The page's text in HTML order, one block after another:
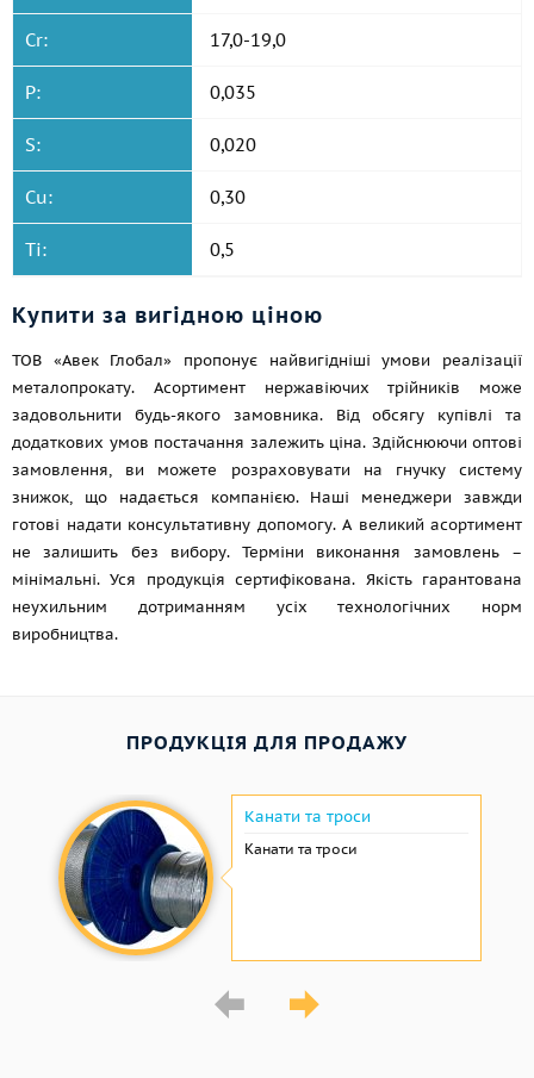
Cr: 17,0-19,0
P: 0,035
S: 0,020
Cu: 0,30
Ti: 0,5
Купити за вигідною ціною
ТОВ «Авек Глобал» пропонує найвигідніші умови реалізації
металопрокату. Асортимент нержавіючих трійників може
задовольнити будь-якого замовника. Від обсягу купівлі та
додаткових умов постачання залежить ціна. Здійснюючи оптові
замовлення, ви можете розраховувати на гнучку систему
знижок, що надається компанією. Наші менеджери завжди
готові надати консультативну допомогу. А великий асортимент
не залишить без вибору. Терміни виконання замовлень –
мінімальні. Уся продукція сертифікована. Якість гарантована
неухильним дотриманням усіх технологічних норм
виробництва.
ПРОДУКЦІЯ ДЛЯ ПРОДАЖУ
Канати та троси
Канати та троси